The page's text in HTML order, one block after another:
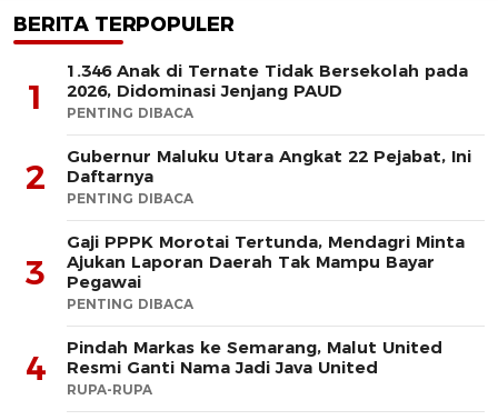
BERITA TERPOPULER
1
1.346 Anak di Ternate Tidak Bersekolah pada
2026, Didominasi Jenjang PAUD
PENTING DIBACA
2
Gubernur Maluku Utara Angkat 22 Pejabat, Ini
Daftarnya
PENTING DIBACA
3
Gaji PPPK Morotai Tertunda, Mendagri Minta
Ajukan Laporan Daerah Tak Mampu Bayar
Pegawai
PENTING DIBACA
4
Pindah Markas ke Semarang, Malut United
Resmi Ganti Nama Jadi Java United
RUPA-RUPA